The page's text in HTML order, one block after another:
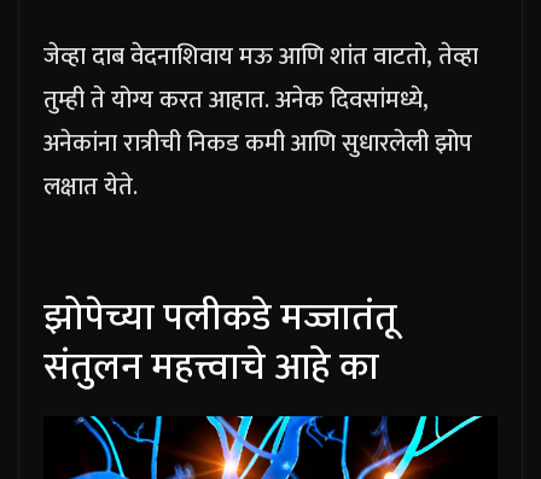
जेव्हा दाब वेदनाशिवाय मऊ आणि शांत वाटतो, तेव्हा
तुम्ही ते योग्य करत आहात. अनेक दिवसांमध्ये,
अनेकांना रात्रीची निकड कमी आणि सुधारलेली झोप
लक्षात येते.
झोपेच्या पलीकडे मज्जातंतू
संतुलन महत्त्वाचे आहे का